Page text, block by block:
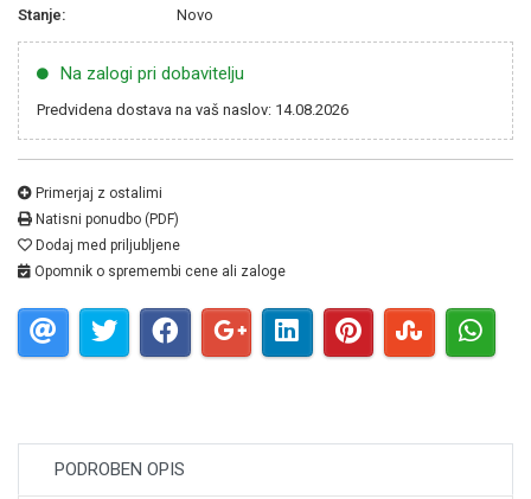
Stanje:
Novo
Na zalogi pri dobavitelju
Predvidena dostava na vaš naslov: 14.08.2026
Primerjaj z ostalimi
Natisni ponudbo (PDF)
Dodaj med priljubljene
Opomnik o spremembi cene ali zaloge
PODROBEN OPIS